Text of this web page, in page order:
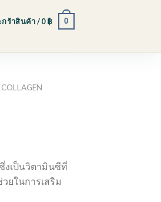
กร้าสินค้า /0฿ 0
งเป็นวิตามินซีที่
ยในการเสริม